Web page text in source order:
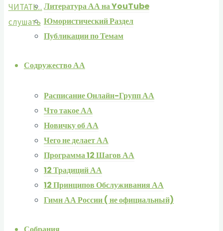
Литература АА на YouTube
Юмористический Раздел
Публикации по Темам
Содружество АА
Расписание Онлайн-Групп АА
Что такое АА
Новичку об АА
Чего не делает АА
Программа 12 Шагов АА
12 Традиций АА
12 Принципов Обслуживания АА
Гимн АА России ( не официальный)
ЧИТАТЬ...
слушать